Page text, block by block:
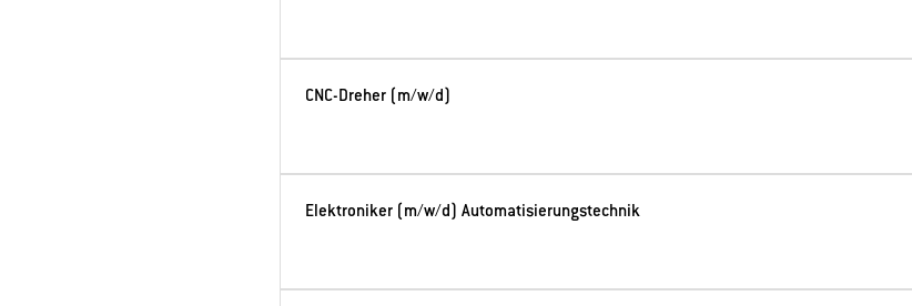
CNC-Dreher (m/w/d)
Elektroniker (m/w/d) Automatisierungstechnik